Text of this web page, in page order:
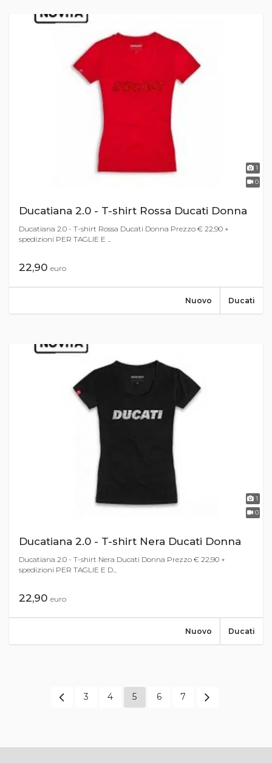
1
0
Ducatiana 2.0 - T-shirt Rossa Ducati Donna
Ducatiana 2.0 - T-shirt Rossa Ducati Donna Prezzo € 22,90 +
spedizioni PER TAGLIE E ...
22,90 euro
Ducati
Nuovo
1
0
Ducatiana 2.0 - T-shirt Nera Ducati Donna
Ducatiana 2.0 - T-shirt Nera Ducati Donna Prezzo € 22,90 +
spedizioni PER TAGLIE E D...
22,90 euro
Ducati
Nuovo
3 4 5 6 7